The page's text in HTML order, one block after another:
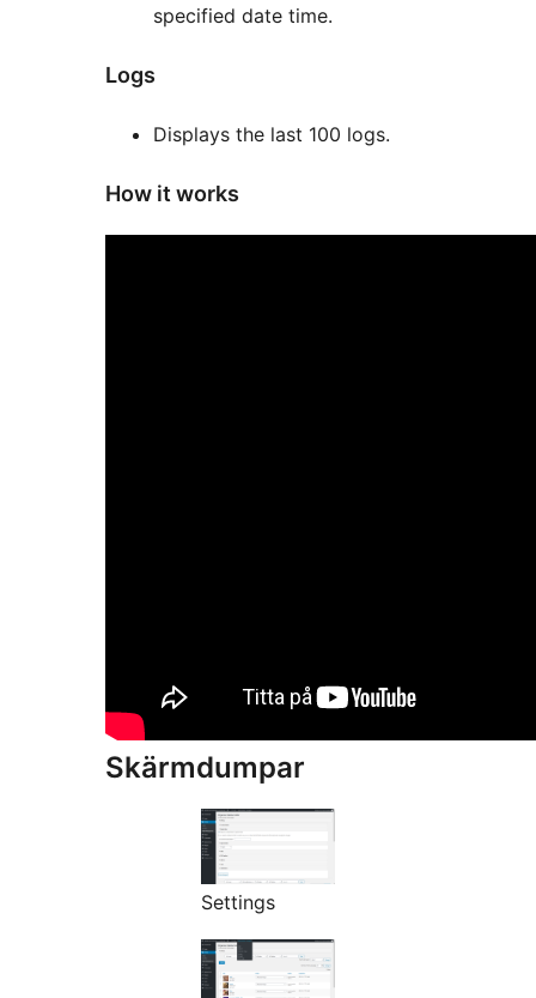
specified date time.
Logs
Displays the last 100 logs.
How it works
Skärmdumpar
Settings